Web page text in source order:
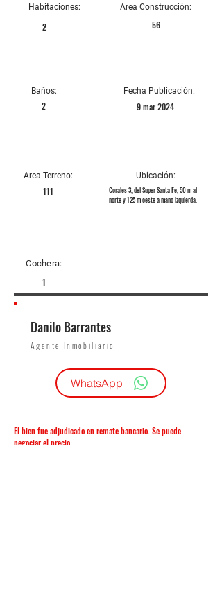
Habitaciones:
2
Baños:
2
Area Terreno:
111
Area Construcción:
56
Fecha Publicación:
9 mar 2024
Ubicación:
Corales 3, del Super Santa Fe, 50 m al
norte y 125 m oeste a mano izquierda.
Cochera:
1
Danilo Barrantes
Agente Inmobiliario
WhatsApp
El bien fue adjudicado en remate bancario. Se puede
negociar el precio.